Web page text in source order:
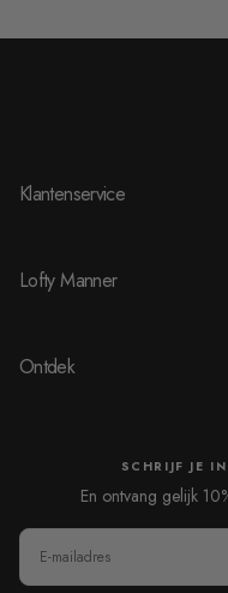
Klantenservice
Lofty Manner
Ontdek
SCHRIJF JE
En ontvang gelijk
E-
MAIL